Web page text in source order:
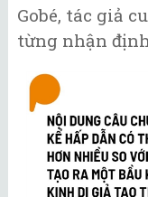
Gobé, tác giả
từng nhận